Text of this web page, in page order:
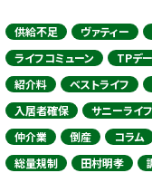
供給不足 ヴァティー
ライフコミューン
TPデ
紹介料
ベストライフ
入居者確保
サニーライフ
仲介業
倒産 コラム
総量規制
田村明孝